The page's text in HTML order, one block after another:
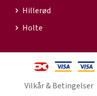
Hillerød
Holte
Vilkår & Betingelser